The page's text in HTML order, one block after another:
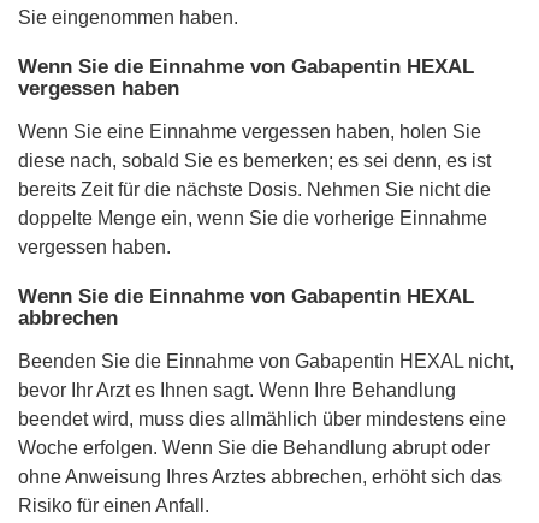
Sie eingenommen haben.
Wenn Sie die Einnahme von Gabapentin HEXAL
vergessen haben
Wenn Sie eine Einnahme vergessen haben, holen Sie
diese nach, sobald Sie es bemerken; es sei denn, es ist
bereits Zeit für die nächste Dosis. Nehmen Sie nicht die
doppelte Menge ein, wenn Sie die vorherige Einnahme
vergessen haben.
Wenn Sie die Einnahme von Gabapentin HEXAL
abbrechen
Beenden Sie die Einnahme von Gabapentin HEXAL nicht,
bevor Ihr Arzt es Ihnen sagt. Wenn Ihre Behandlung
beendet wird, muss dies allmählich über mindestens eine
Woche erfolgen. Wenn Sie die Behandlung abrupt oder
ohne Anweisung Ihres Arztes abbrechen, erhöht sich das
Risiko für einen Anfall.